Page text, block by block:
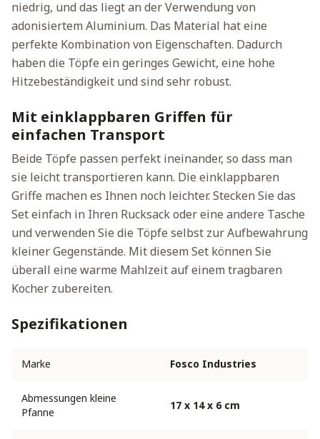
niedrig, und das liegt an der Verwendung von
adonisiertem Aluminium. Das Material hat eine
perfekte Kombination von Eigenschaften. Dadurch
haben die Töpfe ein geringes Gewicht, eine hohe
Hitzebeständigkeit und sind sehr robust.
Mit einklappbaren Griffen für
einfachen Transport
Beide Töpfe passen perfekt ineinander, so dass man
sie leicht transportieren kann. Die einklappbaren
Griffe machen es Ihnen noch leichter. Stecken Sie das
Set einfach in Ihren Rucksack oder eine andere Tasche
und verwenden Sie die Töpfe selbst zur Aufbewahrung
kleiner Gegenstände. Mit diesem Set können Sie
überall eine warme Mahlzeit auf einem tragbaren
Kocher zubereiten.
Spezifikationen
Marke Fosco Industries
Abmessungen kleine
Pfanne
17 x 14 x 6 cm